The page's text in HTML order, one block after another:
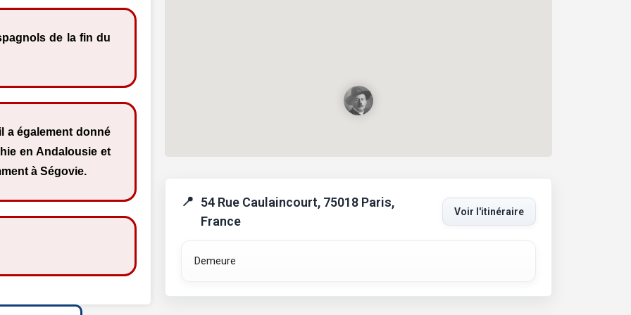
de la fin du
a également donné
en Andalousie et
à Ségovie.
54 Rue Caulaincourt, 75018 Paris,
France
Voir l'itinéraire
Demeure